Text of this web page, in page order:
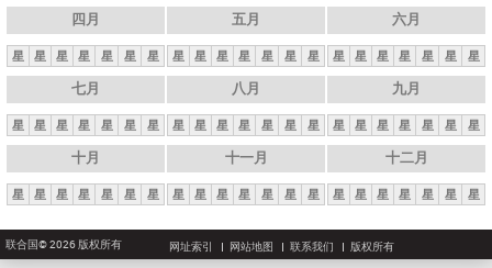
四月
星 星 星 星 星 星 星
五月
星 星 星 星 星 星 星
六月
星 星 星 星 星 星 星
七月
星 星 星 星 星 星 星
八月
星 星 星 星 星 星 星
九月
星 星 星 星 星 星 星
十月
星 星 星 星 星 星 星
十一月
星 星 星 星 星 星 星
十二月
星 星 星 星 星 星 星
联合国© 2026 版权所有 网址索引 网站地图 联系我们 版权所有